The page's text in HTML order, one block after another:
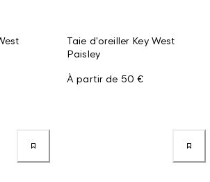
Taie d'oreiller Key West
Paisley
À partir de 50 €